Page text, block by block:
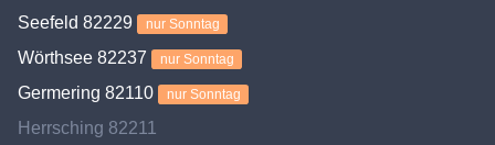
Seefeld 82229
nur Sonntag
Wörthsee 82237 nur Sonntag
Germering 82110 nur Sonntag
Herrsching 82211